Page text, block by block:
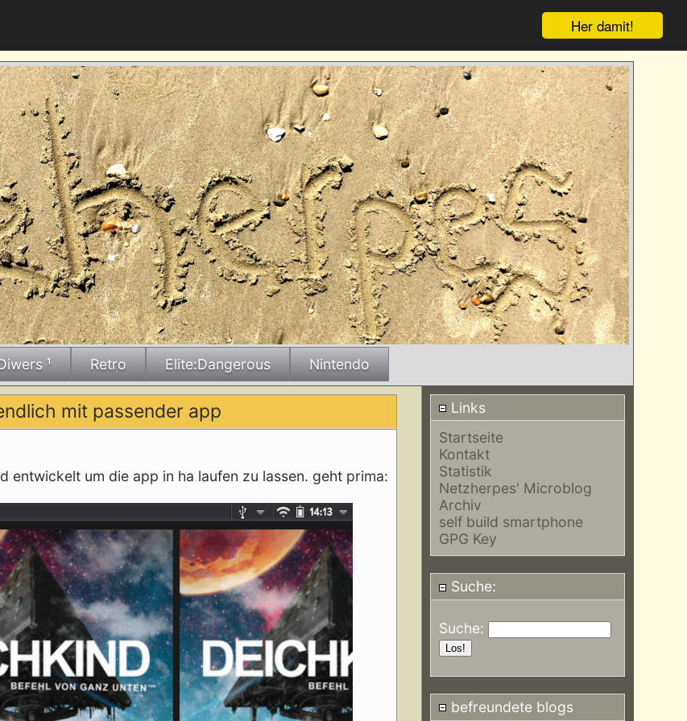
Her damit!
¹ Retro Elite:Dangerous Nintendo
Links
Startseite
Kontakt
Statistik
Netzherpes' Microblog
Archiv
self build smartphone
GPG Key
Suche:
Suche:
befreundete blogs
mit passender app
entwickelt um die app in ha laufen zu lassen. geht prima: